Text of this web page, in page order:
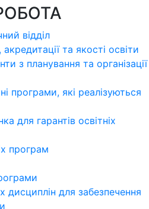
відділ
акредитації та якості освіти
з планування та організації
програми, які реалізуються
для гарантів освітніх
програм
дисциплін для забезпечення